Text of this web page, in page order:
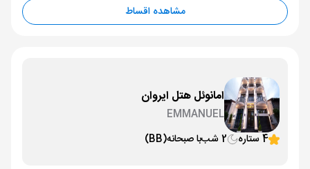
مشاهده اقساط
امانوئل هتل ایروان
EMMANUEL
4 ستاره
2 شب با صبحانه(BB)